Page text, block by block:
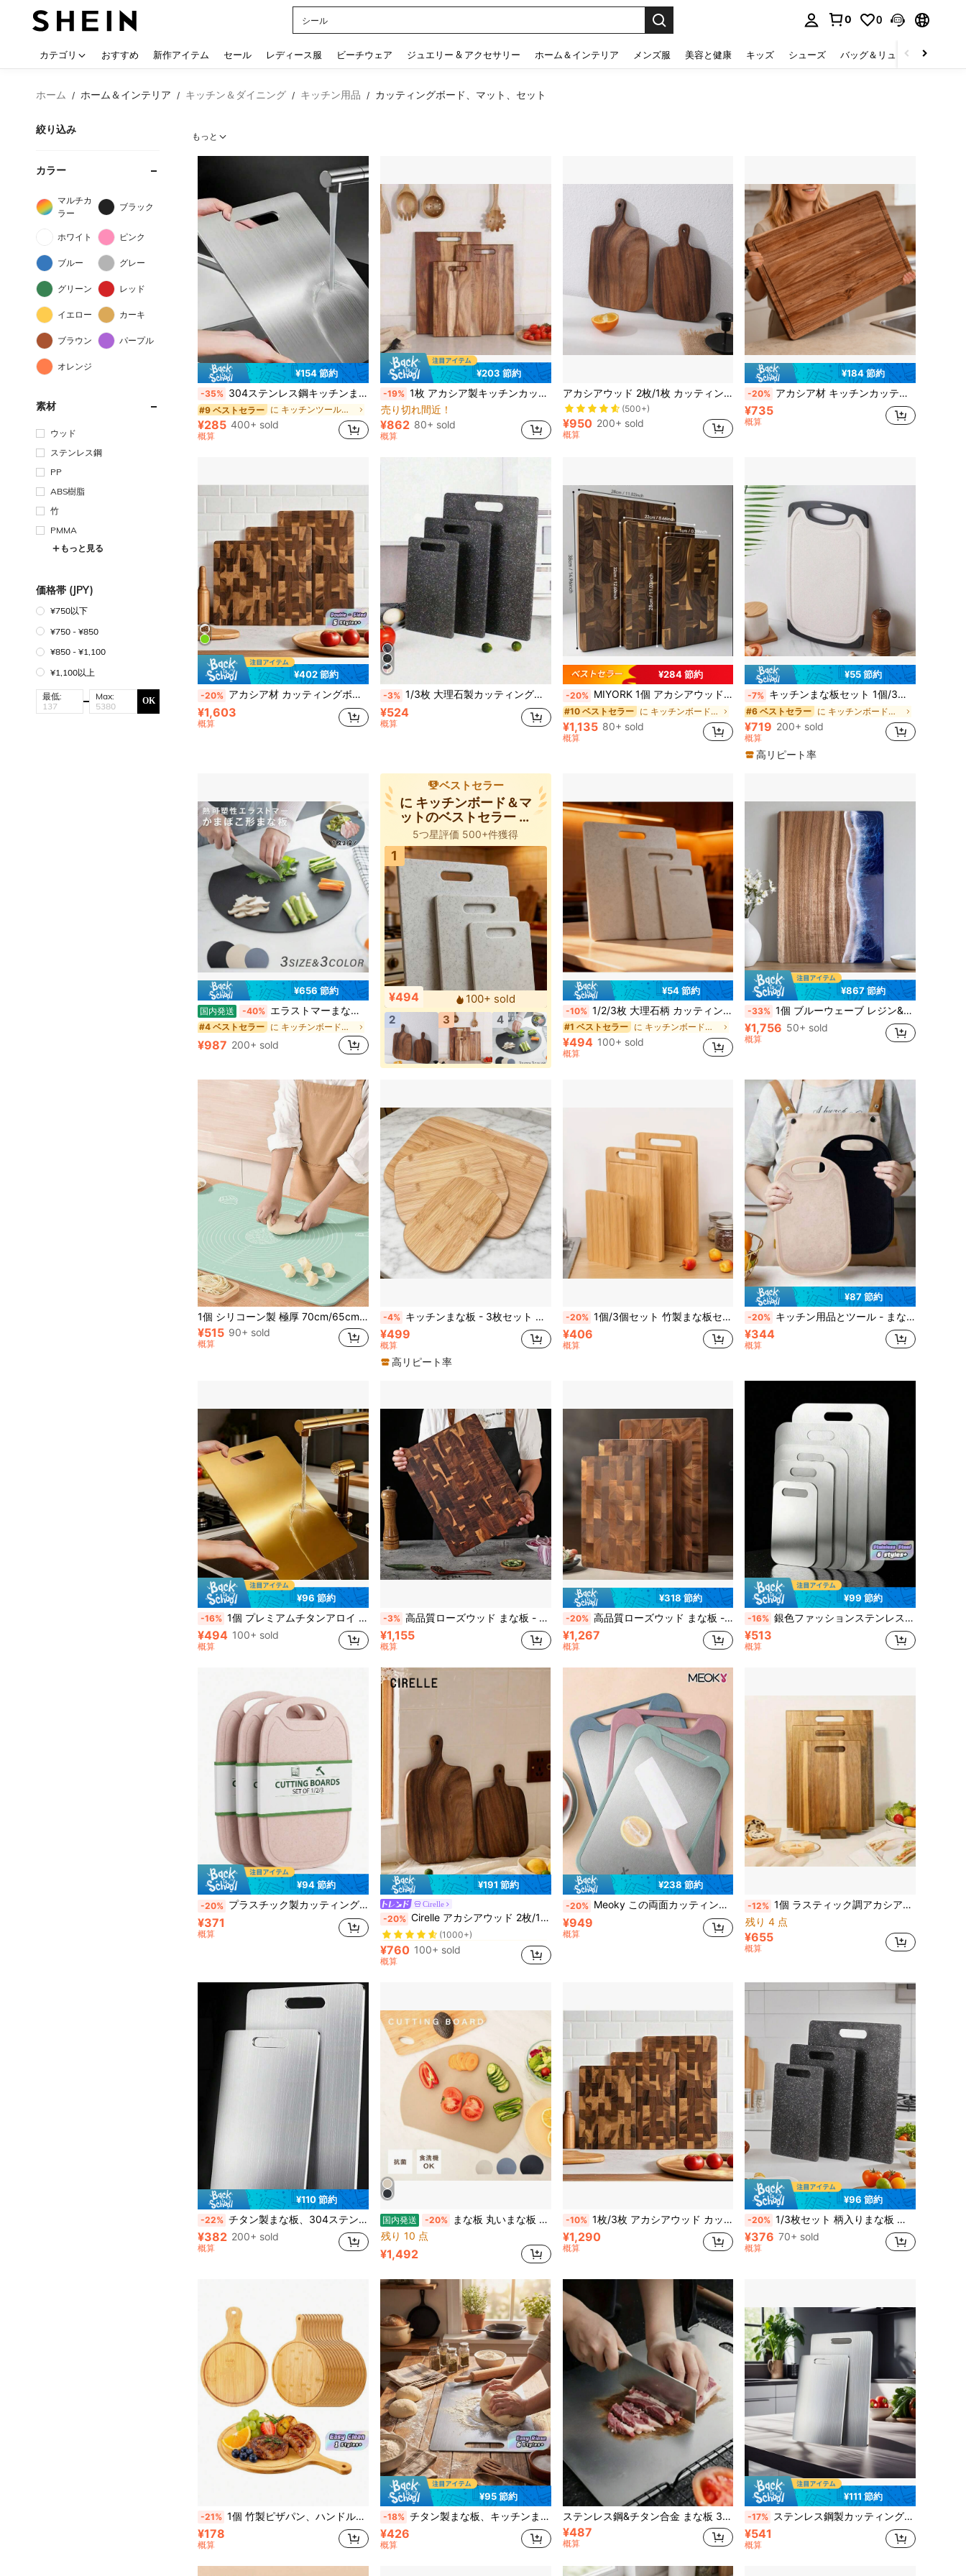
シール
0 0
カテゴリ おすすめ 新作アイテム セール レディース服 ビーチウェア ジュエリー & アクセサリー ホーム＆インテリア メンズ服 美容と健康 キッズ シューズ バッグ＆リュック
ホーム / ホーム＆インテリア / キッチン＆ダイニング / キッチン用品 / カッティングボード、マット、セット
絞り込み
カラー
マルチカ
ラー
ブラック
ホワイト ピンク
ブルー グレー
グリーン レッド
イエロー カーキ
ブラウン パープル
オレンジ
素材
ウッド
ステンレス鋼
PP
ABS樹脂
竹
PMMA
もっと見る
価格帯 (JPY)
¥750以下
¥750 - ¥850
¥850 - ¥1,100
¥1,100以上
最低: Max: OK
もっと
¥154 節約
-35% 304ステンレス鋼キッチンまな板、肉、果物、野菜の切断に適し、お手入れ簡単、家庭料理用
#9 ベストセラー に キッチンツールとガジェット
¥285 400+ sold
概算
¥203 節約
-19% 1枚 アカシア製キッチンカッティングボード、肉、パン、野菜、果物の切断に使用 - シャーキュトリーボード チーズサービングボード、食品の切断とディスプレイに適し、ポータブルキャンプカッティングボード、モダンホームカントリーキッチンの必需品
#3 ベストセラー に キッチンボード＆マットのベストセラー カッティングボード、マット、セット
売り切れ間近！
#3 ベストセラー
売り切れ間近！
#3 ベストセラー
売り切れ間近！
#3 ベストセラー に キッチンボード＆マットのベストセラー カッティングボード、マット、セット
売り切れ間近！
¥862 80+ sold
概算
アカシアウッド 2枚/1枚 カッティングボード、パンボード、チーズプレート
(500+)
#2 ベストセラー
(500+)
#2 ベストセラー
(500+)
#2 ベストセラー
¥950 200+ sold
概算
¥184 節約
-20% アカシア材 キッチンカッティングボード - まな板 - 木製カッティングボード - 肉、チーズ、パン、野菜、果物に最適、ジュース溝付きキッチン用品、シェフへの完璧なホリデーギフト、多機能キッチンツール、フードトレイ、エレガントなデザイン、耐久性のあるキッチンアクセサリー、チーズトレイ、ハロウィン/オールセインツデー/オールハロウズデー
¥735
概算
¥402 節約
-20% アカシア材 カッティングボード 1個/3個セット、木製 チョッピングボード、両面 マルチサイズ 長方形 木製トレイ カッティングボード キッチン用
¥1,603
概算
-3% 1/3枚 大理石製カッティングボードセット、厚手まな板、肉用まな板、キッチン準備ボード、生食と加熱調理食品の分離ボード、家庭用フルーツカッティングボード、準備ボード、野菜用まな板、キッチン用品
¥524
概算
¥284 節約
-20% MIYORK 1個 アカシアウッド 両面使えるまな板、キッチンの必需品、健康的な天然木製チョッピングボード ハンドル付き、耐久性のある肉、野菜、果物用木製カッティングボード、キッチンギフト
#10 ベストセラー に キッチンボード＆マットのベストセラー カッティングボード、マット、セット
¥1,135 80+ sold
概算
¥55 節約
-7% キッチンまな板セット 1個/3個入り、大きめサイズ、滑り止め付き、両面使用可能、カビ防止、アパート/学生寮の必需品
#6 ベストセラー に キッチンボード＆マットのベストセラー カッティングボード、マット、セット
¥719 200+ sold
概算
高リピート率
¥656 節約
国内発送 -40% エラストマーまな板 29×35cm 耐熱 薄型 軽量 D型 かまぼこ型 曲がるまな板 食洗機対応 熱湯OK 両面使用 ノンスリップ 滑り止め 包丁にやさしい 丸型カッティングボード キッチン 調理用 アウトドア キャンプ 一人暮らし 新生活
#4 ベストセラー に キッチンボード＆マットのベストセラー カッティングボード、マット、セット
¥987 200+ sold
ベストセラー
に キッチンボード＆マ
ットのベストセラー カ
ッティングボード、マッ
ト、セット
5つ星評価 500+件獲得
1
¥494
100+ sold
2
3 4
¥54 節約
-10% 1/2/3枚 大理石柄 カッティングボード、プラスチック製 まな板、キッチン用品、キッチンアクセサリー、生と調理済みの食材を分けられる調理用まな板、果物や野菜の切り板、お手入れ簡単な肉用まな板、アウトドアキャンプ、キッチン、家庭用に適し、経済的でポータブル
#1 ベストセラー に キッチンボード＆マットのベストセラー カッティングボード、マット、セット
¥494 100+ sold
概算
¥867 節約
-33% 1個 ブルーウェーブ レジン&アカシアウッド インレイ ウェーブパターン カッティングボード
¥1,756 50+ sold
概算
1個 シリコーン製 極厚 70cm/65cm/50cm 製パンマット ドウ繰り台 ノンスティック ローリング ピザマット ベーキングマット パン生地板 パイ生地マット
¥515 90+ sold
概算
-4% キッチンまな板 - 3枚セット 竹製まな板、再利用可能な竹製ボード 食事準備とサービング用、肉、野菜、果物、チーズ、バーベキューに適しています
¥499
概算
高リピート率
-20% 1個/3個セット 竹製まな板セット 排水穴付き - キッチン用まな板、肉、果物、野菜用マルチサイズ設計 (単品またはセット、完璧なギフト)
¥406
概算
¥87 節約
-20% キッチン用品とツール - まな板、フルーツボード - ポータブルデザイン、イースター、新年、パーティーに最適。一年中使え、母の日のギフトにも最適です。
¥344
概算
¥96 節約
-16% 1個 プレミアムチタンアロイ まな板 - 両面デザイン、ステンレス鋼素材、キッチンとダイニングに適しています、キッチンカッティングボード、耐久性が高く衛生的な日本製チタンまな板
¥494 100+ sold
概算
-3% 高品質ローズウッド まな板 - 固形木製長方形 調理ブロック キッチン用、肉、チーズ、パンに適した、自然な木目テクスチャ、スタイリッシュな調理台、家庭や業務用に最適、多目的まな板、ナチュラルウッドデザイン、滑らかな仕上げ面、旧正月、イースターにも適しています
¥1,155
概算
¥318 節約
-20% 高品質ローズウッド まな板 - 耐久性のある 固形木製 長方形 チョッピングブロック キッチン用、肉、チーズ、パンに適した、自然な木目テクスチャ、スタイリッシュな調理台、家庭用・業務用、多目的まな板、ナチュラルウッドデザイン、滑らかな仕上げ面、中国の旧正月、イースターに適しています
¥1,267
概算
¥99 節約
-16% 銀色ファッションステンレス鋼まな板、銀色キッチンカッティングボード、両面使用可能、生肉、家禽、魚に適しています。臭い、汚れ、錆に強い、シンプルなデザイン、従来の肉用まな板に代替可能、肉、野菜、果物に適しています。現代のキッチンに必須、水で簡単に洗えます。このキッチンカッティングツールセットはピザ皿、チーズボード、ディナープレート、パンとビスケットボードとしても使用できます。
¥513
概算
¥94 節約
-20% プラスチック製カッティングボードセット 1/2/3枚入り、キッチンプレップボード、生食と調理済み食品を分別、果物&野菜のチョッピングボード、子供用食事調理ボード
¥371
概算
¥191 節約
Cirelle
-20% Cirelle アカシアウッド 2枚/1枚 カッティングボード、パンボード、チーズプレート
#5 ベストセラー
に キッチンボード＆マットのベストセラー カッティングボード、マット、セット
(1000+)
#5 ベストセラー
(1000+)
#5 ベストセラー
(1000+)
#5 ベストセラー
¥760 100+ sold
概算
¥238 節約
-20% Meoky この両面カッティングボードは、ステンレススチールとプラスチックの組み合わせで作られています。サイズが大きく、野菜や肉の切り刻み、生地のこね、パイ生地の伸ばし、果物の加工など、様々なキッチン作業に適しています。滑りにくく、耐摩耗性があり、お手入れも簡単なため、家庭用キッチン、ベーキング、レストランの調理に適した実用的な選択肢です。料理好きの方や家庭シェフにおすすめです。
¥949
概算
-12% 1個 ラスティック調アカシア製カッティングボード/まな板、木製キッチンアクセサリー、フルーツ・肉・野菜用カッティングトレイ、ハロウィン/イースター/収穫祭パーティー用シャルキュトリーボード
残り 4 点
¥655
概算
¥110 節約
-22% チタン製まな板、304ステンレス鋼キッチンまな板 肉、果物、野菜用、耐久性のある金属製まな板 キッチン用
¥382 200+ sold
概算
国内発送 -20%
まな板 丸いまな板 耐熱 薄型 軽量 丸型 スリム S/M/L まないた D型 ゴム 滑らない 半円 刃あたり 両面利用可能 おしゃれ
残り 10 点
¥1,492
-10% 1枚/3枚 アカシアウッド カッティングボード、木製 チョッピングボード、両面 マルチサイズ 長方形木製トレイ カッティングボード キッチン用
¥1,290
概算
¥96 節約
-20% 1/3枚セット 柄入りまな板 キッチン用食材準備ボード 調理済み/未調理食材の使い分け 家庭用フルーツカットボード 子供用食材準備ボード 家庭用分類まな板 プラスチック製まな板 アウトドアキャンプ・ピクニック用まな板
¥376 70+ sold
概算
-21% 1個 竹製ピザパン、ハンドル付きプレミアムピザボード、ナチュラルピザ盛り付けボード、木製カッティングボード、手作りピザ、フルーツ・野菜・パン・チーズの切り分けや盛り付けに、ベーキング用品、キッチン用品
¥178
概算
¥95 節約
-18% チタン製まな板、キッチンまな板、ステンレス鋼304まな板、肉、果物、野菜の切断に適しています。
¥426
概算
ステンレス鋼&チタン合金 まな板 3枚/1枚、肉、果物&野菜用キッチンカッティングボード、ホームデコレーション
¥487
概算
¥111 節約
-17% ステンレス鋼製カッティングボード 4サイズ(ミニ/小/中/大)1個 、キッチン用品、自宅や野外活動に適した、耐食性と耐久性のある切れ味良好なカッティングボード
¥541
概算